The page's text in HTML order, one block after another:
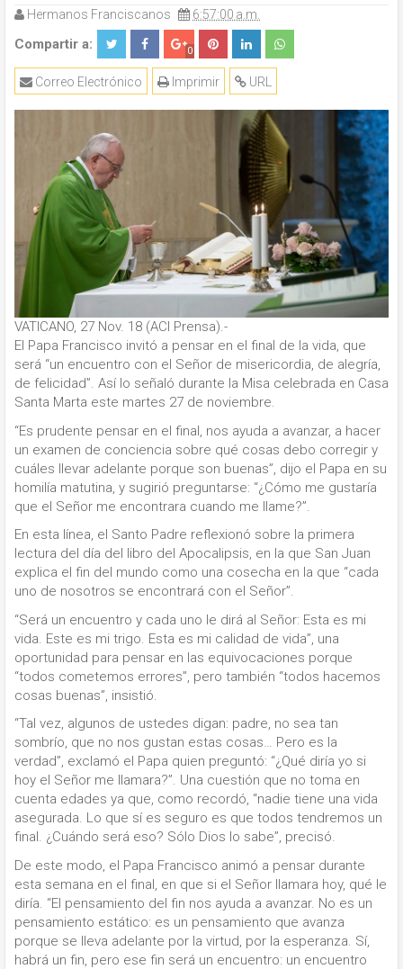
Hermanos Franciscanos 6:57:00 a.m.
Compartir a: 0
URL
Imprimir
Correo Electrónico
VATICANO, 27 Nov. 18 (ACI Prensa).-
El Papa Francisco invitó a pensar en el final de la vida, que
será “un encuentro con el Señor de misericordia, de alegría,
de felicidad”. Así lo señaló durante la Misa celebrada en Casa
Santa Marta este martes 27 de noviembre.
“Es prudente pensar en el final, nos ayuda a avanzar, a hacer
un examen de conciencia sobre qué cosas debo corregir y
cuáles llevar adelante porque son buenas”, dijo el Papa en su
homilía matutina, y sugirió preguntarse: “¿Cómo me gustaría
que el Señor me encontrara cuando me llame?”.
En esta línea, el Santo Padre reflexionó sobre la primera
lectura del día del libro del Apocalipsis, en la que San Juan
explica el fin del mundo como una cosecha en la que “cada
uno de nosotros se encontrará con el Señor”.
“Será un encuentro y cada uno le dirá al Señor: Esta es mi
vida. Este es mi trigo. Esta es mi calidad de vida”, una
oportunidad para pensar en las equivocaciones porque
“todos cometemos errores”, pero también “todos hacemos
cosas buenas”, insistió.
“Tal vez, algunos de ustedes digan: padre, no sea tan
sombrío, que no nos gustan estas cosas… Pero es la
verdad”, exclamó el Papa quien preguntó: “¿Qué diría yo si
hoy el Señor me llamara?”. Una cuestión que no toma en
cuenta edades ya que, como recordó, “nadie tiene una vida
asegurada. Lo que sí es seguro es que todos tendremos un
final. ¿Cuándo será eso? Sólo Dios lo sabe”, precisó.
De este modo, el Papa Francisco animó a pensar durante
esta semana en el final, en que si el Señor llamara hoy, qué le
diría. “El pensamiento del fin nos ayuda a avanzar. No es un
pensamiento estático: es un pensamiento que avanza
porque se lleva adelante por la virtud, por la esperanza. Sí,
habrá un fin, pero ese fin será un encuentro: un encuentro